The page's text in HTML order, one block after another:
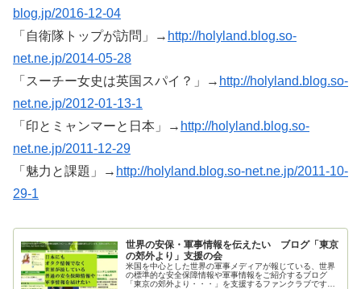
blog.jp/2016-12-04
「自衛隊トップが訪問」→ http://holyland.blog.so-
net.ne.jp/2014-05-28
「スーチー女史は英国スパイ？」→ http://holyland.blog.so-
net.ne.jp/2012-01-13-1
「印とミャンマーと日本」→ http://holyland.blog.so-
net.ne.jp/2011-12-29
「魅力と課題」→ http://holyland.blog.so-net.ne.jp/2011-10-
29-1
世界の安保・軍事情報を伝えたい ブログ「東京
の郊外より」支援の会
米国を中心とした世界の軍事メディアが報じている、世界
の標準的な安全保障情報や軍事情報をご紹介するブログ
「東京の郊外より・・・」を支援するファンクラブです。